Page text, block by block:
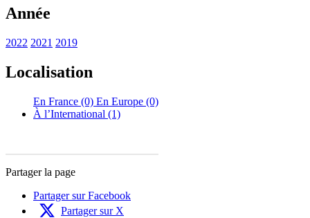
Année
2022 2021 2019
Localisation
En France (0) En Europe (0)
À l’International (1)
Partager la page
Partager sur Facebook
Partager sur X